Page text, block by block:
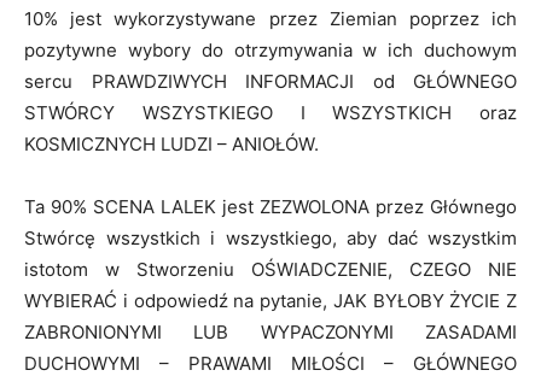
10% jest wykorzystywane przez Ziemian poprzez ich
pozytywne wybory do otrzymywania w ich duchowym
sercu PRAWDZIWYCH INFORMACJI od GŁÓWNEGO
STWÓRCY WSZYSTKIEGO I WSZYSTKICH oraz
KOSMICZNYCH LUDZI – ANIOŁÓW.
Ta 90% SCENA LALEK jest ZEZWOLONA przez Głównego
Stwórcę wszystkich i wszystkiego, aby dać wszystkim
istotom w Stworzeniu OŚWIADCZENIE, CZEGO NIE
WYBIERAĆ i odpowiedź na pytanie, JAK BYŁOBY ŻYCIE Z
ZABRONIONYMI LUB WYPACZONYMI ZASADAMI
DUCHOWYMI – PRAWAMI MIŁOŚCI – GŁÓWNEGO